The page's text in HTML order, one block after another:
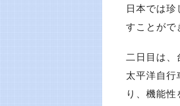
日本では
すことがで
二日目は、
太平洋自
り、機能